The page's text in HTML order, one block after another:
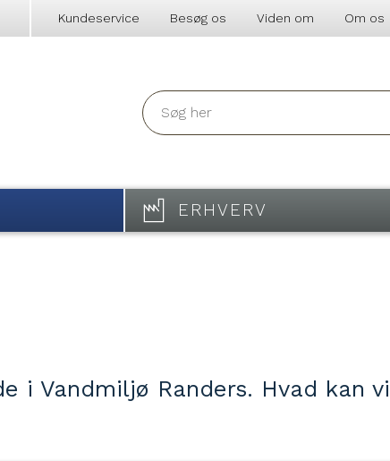
Kundeservice Besøg os Viden om Om os
ERHVERV
i Vandmiljø Randers. Hvad kan